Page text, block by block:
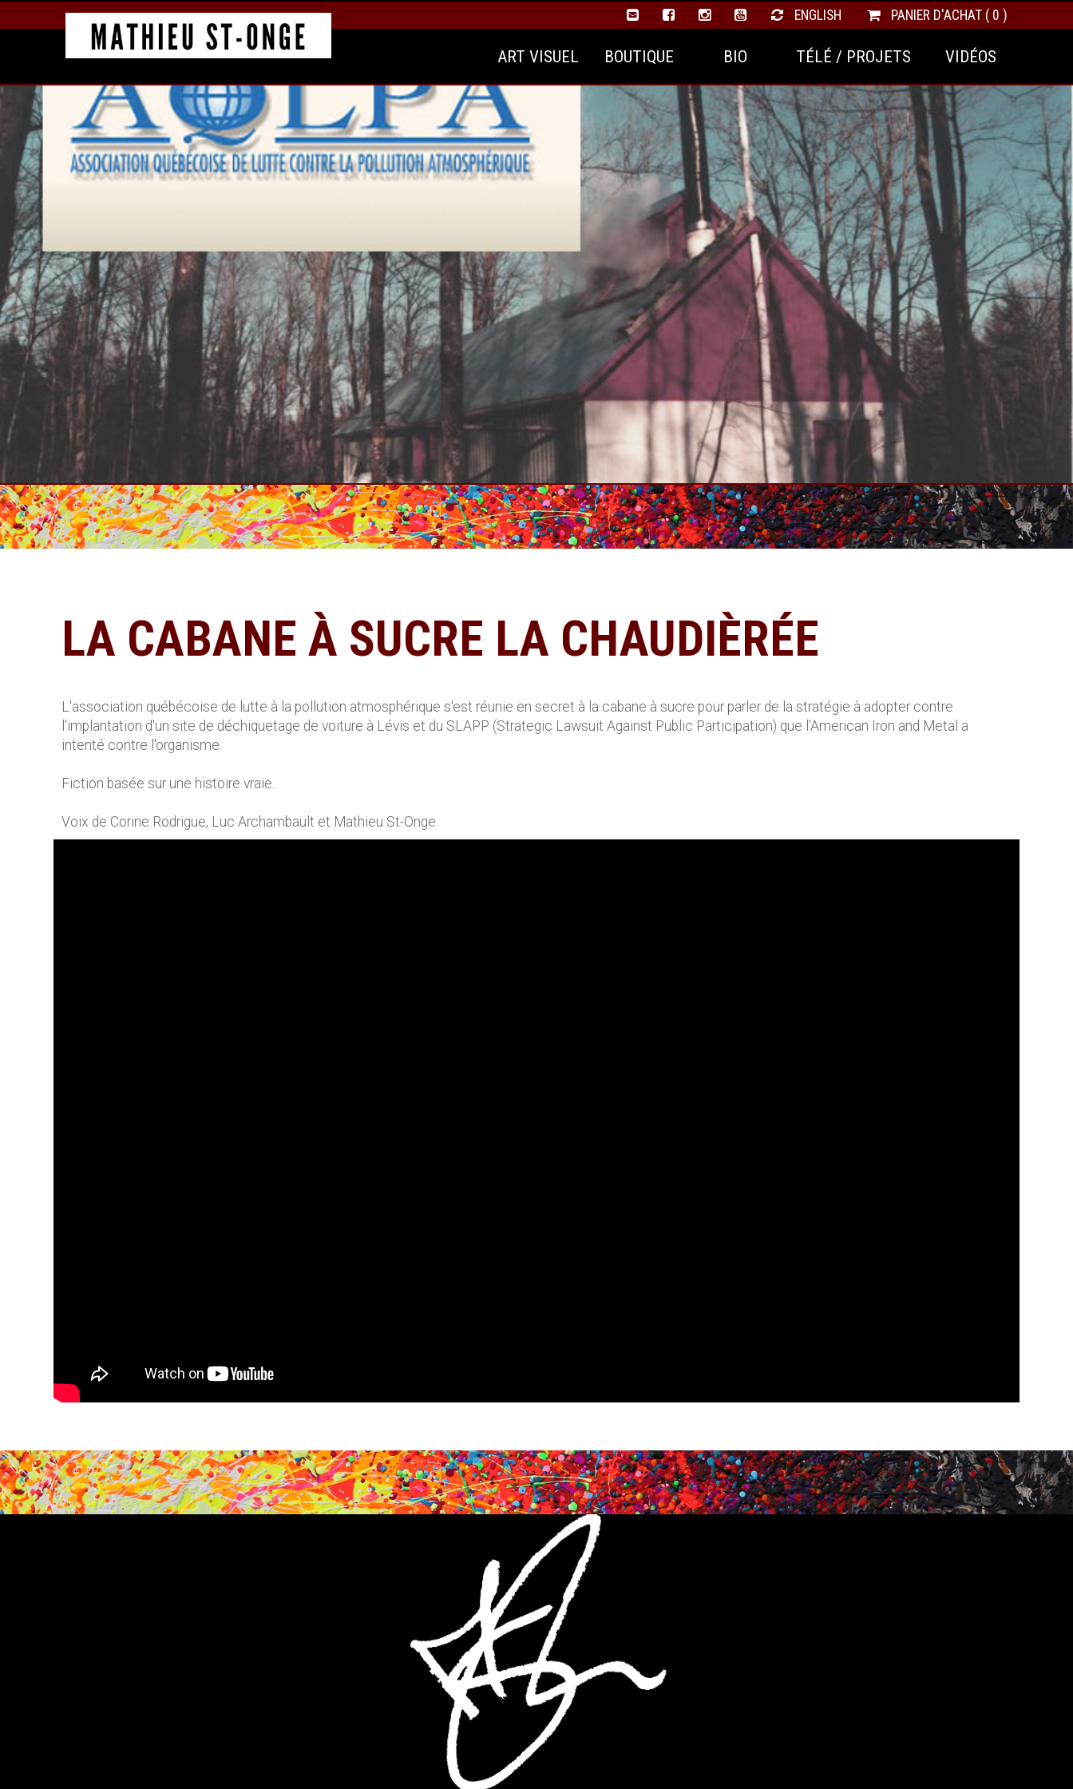
PANIER D'ACHAT ( 0 )
ENGLISH
VIDÉOS
TÉLÉ / PROJETS
BIO
BOUTIQUE
ART VISUEL
LA CABANE À SUCRE LA CHAUDIÈRÉE
L'association québécoise de lutte à la pollution atmosphérique s'est réunie en secret à la cabane à sucre pour parler de la stratégie à adopter contre
l'implantation d'un site de déchiquetage de voiture à Lévis et du SLAPP (Strategic Lawsuit Against Public Participation) que l'American Iron and Metal a
intenté contre l'organisme.
Fiction basée sur une histoire vraie.
Voix de Corine Rodrigue, Luc Archambault et Mathieu St-Onge